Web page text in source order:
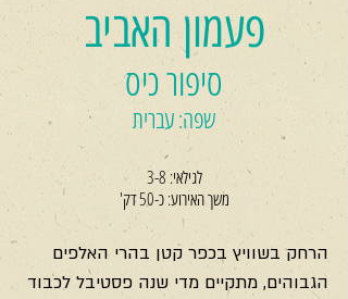
פעמון האביב
סיפור כיס
שפה: עברית
לגילאי: 3-8
משך האירוע: כ-50 דק'
הרחק בשוויץ בכפר קטן בהרי האלפים
הגבוהים, מתקיים מדי שנה פסטיבל לכבוד